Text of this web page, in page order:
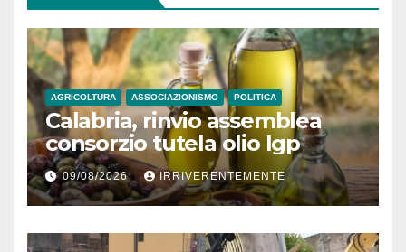
AGRICOLTURA ASSOCIAZIONISMO POLITICA
Calabria, rinvio assemblea
consorzio tutela olio Igp
09/08/2026 IRRIVERENTEMENTE